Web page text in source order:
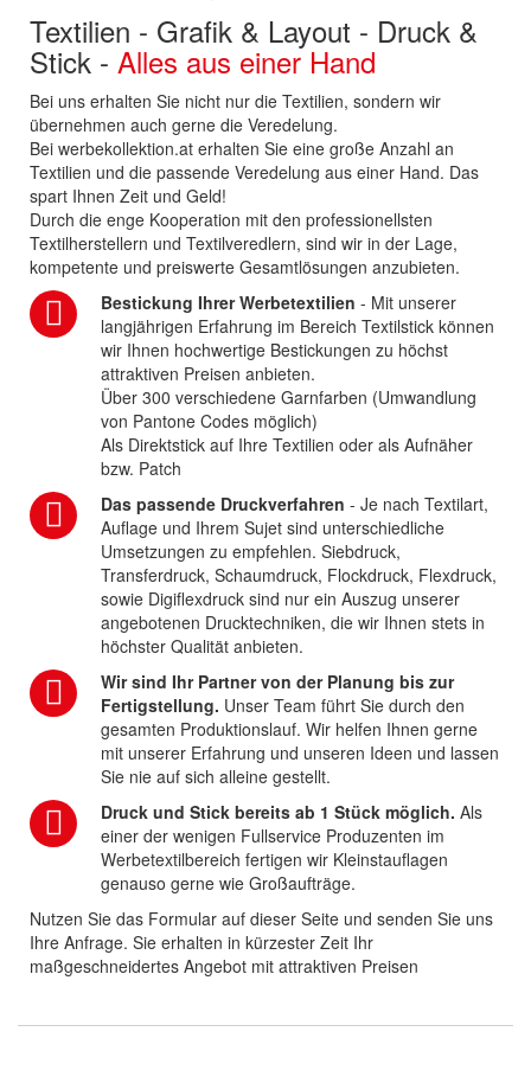
Textilien - Grafik & Layout - Druck &
Stick - Alles aus einer Hand
Bei uns erhalten Sie nicht nur die Textilien, sondern wir
übernehmen auch gerne die Veredelung.
Bei werbekollektion.at erhalten Sie eine große Anzahl an
Textilien und die passende Veredelung aus einer Hand. Das
spart Ihnen Zeit und Geld!
Durch die enge Kooperation mit den professionellsten
Textilherstellern und Textilveredlern, sind wir in der Lage,
kompetente und preiswerte Gesamtlösungen anzubieten.
Bestickung Ihrer Werbetextilien - Mit unserer
langjährigen Erfahrung im Bereich Textilstick können
wir Ihnen hochwertige Bestickungen zu höchst
attraktiven Preisen anbieten.
Über 300 verschiedene Garnfarben (Umwandlung
von Pantone Codes möglich)
Als Direktstick auf Ihre Textilien oder als Aufnäher
bzw. Patch
Das passende Druckverfahren - Je nach Textilart,
Auflage und Ihrem Sujet sind unterschiedliche
Umsetzungen zu empfehlen. Siebdruck,
Transferdruck, Schaumdruck, Flockdruck, Flexdruck,
sowie Digiflexdruck sind nur ein Auszug unserer
angebotenen Drucktechniken, die wir Ihnen stets in
höchster Qualität anbieten.
Wir sind Ihr Partner von der Planung bis zur
Fertigstellung. Unser Team führt Sie durch den
gesamten Produktionslauf. Wir helfen Ihnen gerne
mit unserer Erfahrung und unseren Ideen und lassen
Sie nie auf sich alleine gestellt.
Druck und Stick bereits ab 1 Stück möglich. Als
einer der wenigen Fullservice Produzenten im
Werbetextilbereich fertigen wir Kleinstauflagen
genauso gerne wie Großaufträge.
Nutzen Sie das Formular auf dieser Seite und senden Sie uns
Ihre Anfrage. Sie erhalten in kürzester Zeit Ihr
maßgeschneidertes Angebot mit attraktiven Preisen